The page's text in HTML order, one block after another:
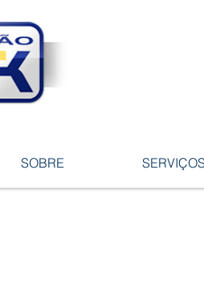
SOBRE